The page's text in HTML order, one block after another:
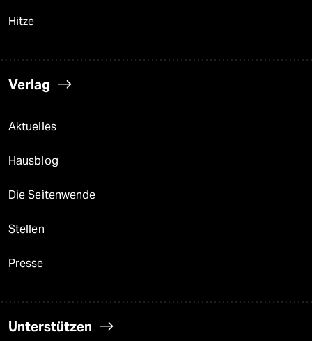
Hitze
Verlag
Aktuelles
Hausblog
Die Seitenwende
Stellen
Presse
Unterstützen